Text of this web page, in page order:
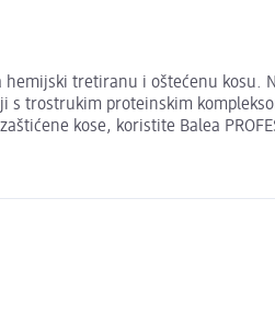
hemijski tretiranu i oštećenu
trostrukim proteinskim
kose, koristite Balea